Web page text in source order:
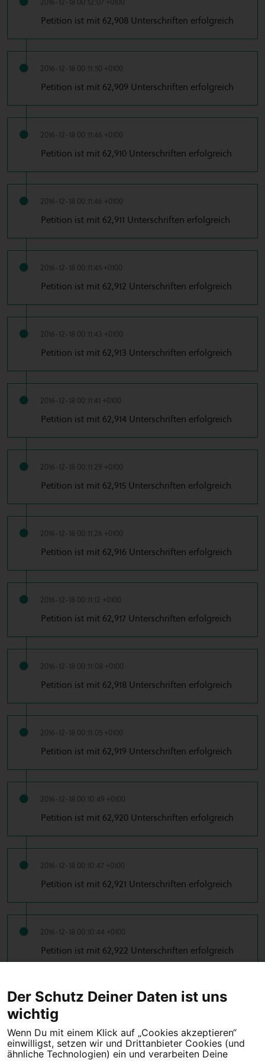
Petition ist mit 62,908 Unterschriften erfolgreich
2016-12-18 00:11:50 +0100
Petition ist mit 62,909 Unterschriften erfolgreich
2016-12-18 00:11:46 +0100
Petition ist mit 62,910 Unterschriften erfolgreich
2016-12-18 00:11:46 +0100
Petition ist mit 62,911 Unterschriften erfolgreich
2016-12-18 00:11:45 +0100
Petition ist mit 62,912 Unterschriften erfolgreich
2016-12-18 00:11:43 +0100
Petition ist mit 62,913 Unterschriften erfolgreich
2016-12-18 00:11:41 +0100
Petition ist mit 62,914 Unterschriften erfolgreich
2016-12-18 00:11:29 +0100
Petition ist mit 62,915 Unterschriften erfolgreich
2016-12-18 00:11:26 +0100
Petition ist mit 62,916 Unterschriften erfolgreich
2016-12-18 00:11:12 +0100
Petition ist mit 62,917 Unterschriften erfolgreich
2016-12-18 00:11:08 +0100
Petition ist mit 62,918 Unterschriften erfolgreich
2016-12-18 00:11:05 +0100
Petition ist mit 62,919 Unterschriften erfolgreich
2016-12-18 00:10:49 +0100
Petition ist mit 62,920 Unterschriften erfolgreich
2016-12-18 00:10:47 +0100
Petition ist mit 62,921 Unterschriften erfolgreich
2016-12-18 00:10:44 +0100
Petition ist mit 62,922 Unterschriften erfolgreich
← Vorherige 1 2 3 4 5 6 7 8 9
11
… 53
Tipps für deine Petition
Der Schutz Deiner Daten ist uns
wichtig
Wenn Du mit einem Klick auf „Cookies akzeptieren“
einwilligst, setzen wir und Drittanbieter Cookies (und
ähnliche Technologien) ein und verarbeiten Deine